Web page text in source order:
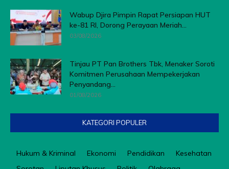
Wabup Djira Pimpin Rapat Persiapan HUT
ke-81 RI, Dorong Perayaan Meriah...
03/08/2026
Tinjau PT Pan Brothers Tbk, Menaker Soroti
Komitmen Perusahaan Mempekerjakan
Penyandang...
01/08/2026
KATEGORI POPULER
Hukum & Kriminal Ekonomi Pendidikan
Kesehatan